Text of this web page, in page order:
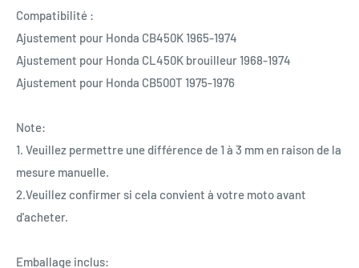
Compatibilité :
Ajustement pour Honda CB450K 1965-1974
Ajustement pour Honda CL450K brouilleur 1968-1974
Ajustement pour Honda CB500T 1975-1976
Note:
1. Veuillez permettre une différence de 1 à 3 mm en raison de la
mesure manuelle.
2.Veuillez confirmer si cela convient à votre moto avant
d'acheter.
Emballage inclus: